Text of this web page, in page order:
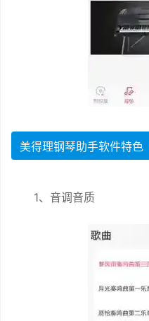
美得理钢琴助手软件特色
1、音调音质